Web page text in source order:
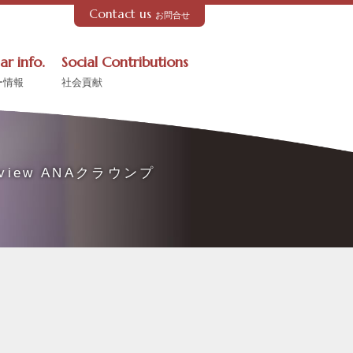
Contact us お問合せ
info.
情報
Social Contributions
社会貢献
ANAクラウンプ